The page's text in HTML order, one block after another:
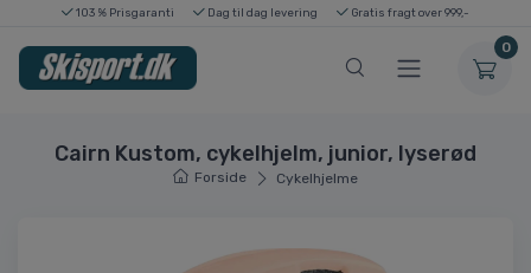
103 % Prisgaranti Dag til dag levering Gratis fragt over 999,-
0
Cairn Kustom, cykelhjelm, junior, lyserød
Forside Cykelhjelme